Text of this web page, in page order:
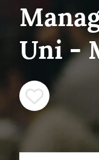
Uni -